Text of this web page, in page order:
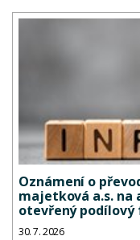
Oznámení o
majetková a.s. na
otevřený podílový
30. 7. 2026